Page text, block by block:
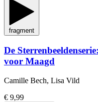
fragment
De
voor Maagd
Camille Bech, Lisa Vild
€ 9,99